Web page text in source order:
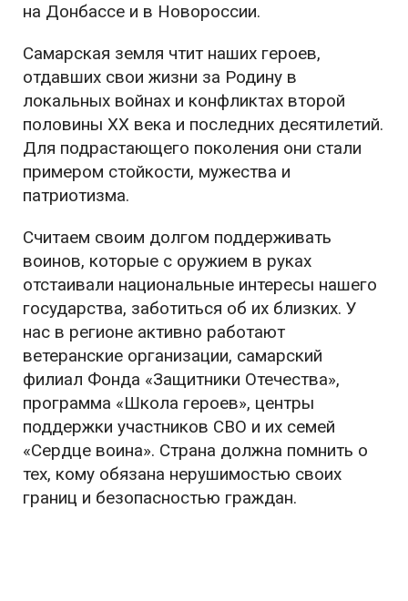
на Донбассе и в Новороссии.
Самарская земля чтит наших героев,
отдавших свои жизни за Родину в
локальных войнах и конфликтах второй
половины XX века и последних десятилетий.
Для подрастающего поколения они стали
примером стойкости, мужества и
патриотизма.
Считаем своим долгом поддерживать
воинов, которые с оружием в руках
отстаивали национальные интересы нашего
государства, заботиться об их близких. У
нас в регионе активно работают
ветеранские организации, самарский
филиал Фонда «Защитники Отечества»,
программа «Школа героев», центры
поддержки участников СВО и их семей
«Сердце воина». Страна должна помнить о
тех, кому обязана нерушимостью своих
границ и безопасностью граждан.